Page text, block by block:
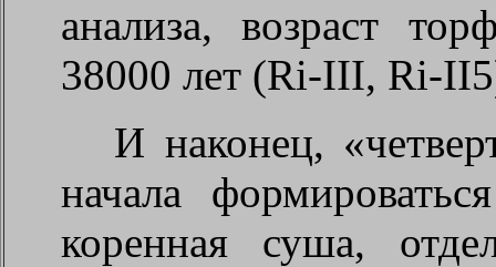
анализа, возраст
38000 лет (Ri-III, Ri-II
И наконец,
начала
коренная суша,